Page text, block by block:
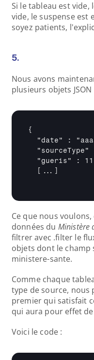
Si le tableau est
vide, le suspense est
soyez patients,
5.
Nous avons
plusieurs objets
{
"date" :
"sourceType"
"gueris" :
[...]
Ce que nous
données du Ministère
filtrer avec .filter le
objets dont le champ
ministere-sante.
Comme chaque
type de source,
premier qui satisfait
qui aura pour effet
Voici le code :